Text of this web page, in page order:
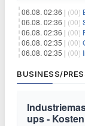
06.08. 02:36 | (00)
06.08. 02:36 | (00)
06.08. 02:36 | (00)
06.08. 02:35 | (00)
06.08. 02:35 | (00)
BUSINESS/
ups -